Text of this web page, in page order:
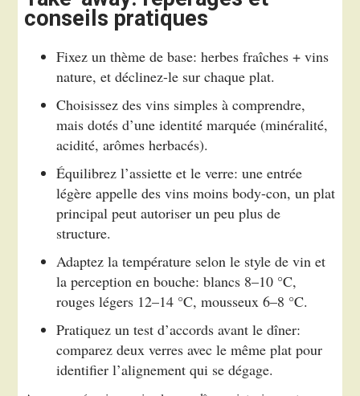
conseils pratiques
Fixez un thème de base: herbes fraîches + vins
nature, et déclinez-le sur chaque plat.
Choisissez des vins simples à comprendre,
mais dotés d’une identité marquée (minéralité,
acidité, arômes herbacés).
Équilibrez l’assiette et le verre: une entrée
légère appelle des vins moins body-con, un plat
principal peut autoriser un peu plus de
structure.
Adaptez la température selon le style de vin et
la perception en bouche: blancs 8–10 °C,
rouges légers 12–14 °C, mousseux 6–8 °C.
Pratiquez un test d’accords avant le dîner:
comparez deux verres avec le même plat pour
identifier l’alignement qui se dégage.